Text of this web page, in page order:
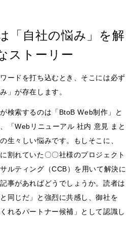
「自社の悩み」を解
ストーリー
ードを打ち込むとき、そこには必ず
」が存在します。
検索するのは「BtoB Web制作」と
「Webリニューアル 社内 意見 まと
生々しい悩みです。もしそこに、
割れていた〇〇社様のプロジェクト
ルティング（CCB）を用いて解決に
事があればどうでしょうか。読者は
同じだ」と強烈に共感し、御社を
れるパートナー候補」として認識し